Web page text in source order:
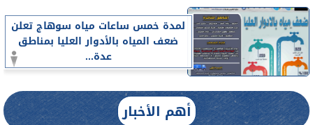
لمدة خمس ساعات مياه سوهاج تعلن
ضعف المياه بالأدوار العليا بمناطق
عدة...
أهم الأخبار